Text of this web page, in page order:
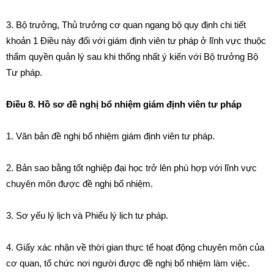
3. Bộ trưởng, Thủ trưởng cơ quan ngang bộ quy định chi tiết
khoản 1 Điều này đối với giám định viên tư pháp ở lĩnh vực thuộc
thẩm quyền quản lý sau khi thống nhất ý kiến với Bộ trưởng Bộ
Tư pháp.
Điều 8. Hồ sơ đề nghị bổ nhiệm giám định viên tư pháp
1. Văn bản đề nghị bổ nhiệm giám định viên tư pháp.
2. Bản sao bằng tốt nghiệp đại học trở lên phù hợp với lĩnh vực
chuyên môn được đề nghị bổ nhiệm.
3. Sơ yếu lý lịch và Phiếu lý lịch tư pháp.
4. Giấy xác nhận về thời gian thực tế hoạt động chuyên môn của
cơ quan, tổ chức nơi người được đề nghị bổ nhiệm làm việc.